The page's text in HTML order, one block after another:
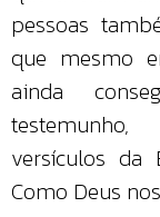
pessoas
que mesmo
ainda
testemunho,
versículos da
Como Deus